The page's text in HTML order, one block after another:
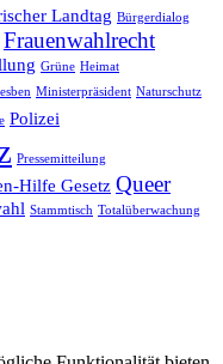
Landtag Bürgerdialog
Frauenwahlrecht
Grüne Heimat
Ministerpräsident Naturschutz
Polizei
Pressemitteilung
Hilfe Gesetz Queer
Stammtisch Totalüberwachung